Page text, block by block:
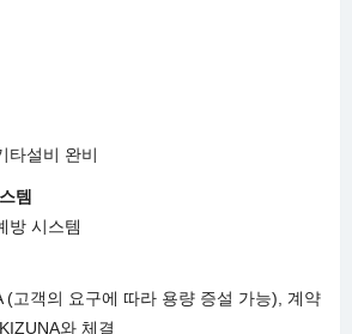
타설비 완비
템
방 시스템
(고객의 요구에 따라 용량 증설 가능), 계약
와 체결